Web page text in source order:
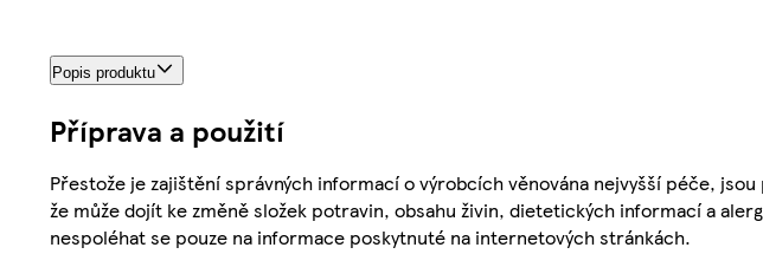
Popis produktu
Příprava a použití
Přestože je zajištění správných informací o výrobcích věnována nejvyšší péče,
že může dojít ke změně složek potravin, obsahu živin, dietetických informací a
nespoléhat se pouze na informace poskytnuté na internetových stránkách.